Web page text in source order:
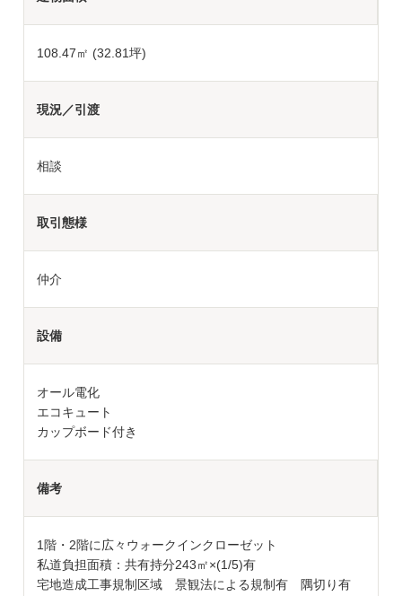
108.47㎡ (32.81坪)
現況／引渡
相談
取引態様
仲介
設備
オール電化
エコキュート
カップボード付き
備考
1階・2階に広々ウォークインクローゼット
私道負担面積：共有持分243㎡×(1/5)有
宅地造成工事規制区域 景観法による規制有 隅切り有